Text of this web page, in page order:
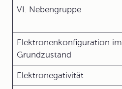
VI. Nebengruppe
Elektronenkonfiguration im
Grundzustand
Elektronegativität